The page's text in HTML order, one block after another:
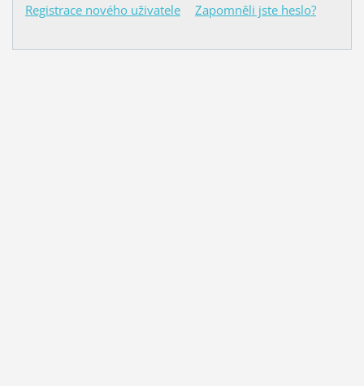
Registrace nového uživatele Zapomněli jste heslo?